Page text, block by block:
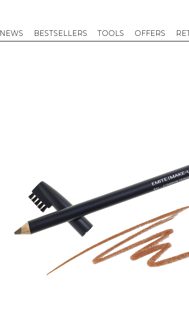
NEWS BESTSELLERS TOOLS OFFERS